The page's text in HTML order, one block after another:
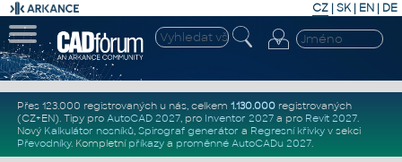
CZ | SK| EN | DE
Přes 123.000 registrovaných u nás, celkem 1.130.000registrovaných
(CZ+EN). Tipy pro AutoCAD 2027, pro Inventor 2027a pro Revit 2027.
Nový Kalkulátor nosníků, Spirograf generátor a Regresní křivkyv sekci
Převodníky. Kompletní příkazya proměnné AutoCADu 2027.